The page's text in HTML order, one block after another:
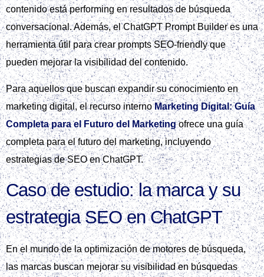
contenido está performing en resultados de búsqueda
conversacional. Además, el ChatGPT Prompt Builder es una
herramienta útil para crear prompts SEO-friendly que
pueden mejorar la visibilidad del contenido.
Para aquellos que buscan expandir su conocimiento en
marketing digital, el recurso internoMarketing Digital: Guía
Completa para el Futuro del Marketingofrece una guía
completa para el futuro del marketing, incluyendo
estrategias de SEO en ChatGPT.
Caso de estudio: la marca y su
estrategia SEO en ChatGPT
En el mundo de la optimización de motores de búsqueda,
las marcas buscan mejorar su visibilidad en búsquedas